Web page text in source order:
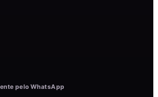
pelo WhatsApp